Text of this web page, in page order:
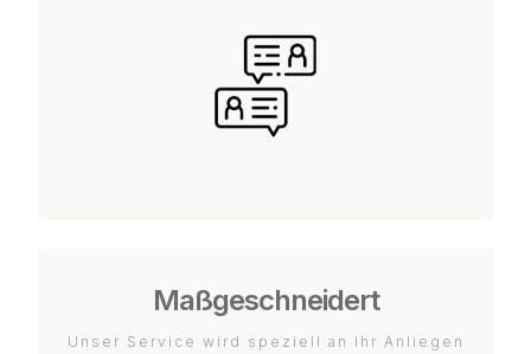
Maßgeschneidert
Unser Service wird speziell an Ihr Anliegen